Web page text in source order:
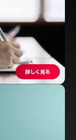
詳しく見る